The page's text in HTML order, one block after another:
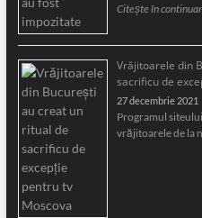
Citește în
Vrăjitoarele din
sacrificu de
27 decembrie 2021
Programul
vrăjitoarele de la